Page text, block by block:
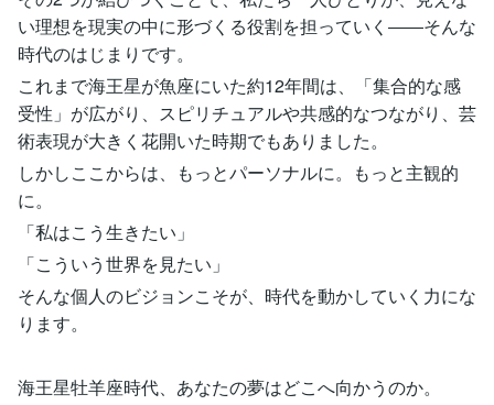
い理想を現実の中に形づくる役割を担っていく――そんな
時代のはじまりです。
これまで海王星が魚座にいた約12年間は、「集合的な感
受性」が広がり、スピリチュアルや共感的なつながり、芸
術表現が大きく花開いた時期でもありました。
しかしここからは、もっとパーソナルに。もっと主観的
に。
「私はこう生きたい」
「こういう世界を見たい」
そんな個人のビジョンこそが、時代を動かしていく力にな
ります。
海王星牡羊座時代、あなたの夢はどこへ向かうのか。